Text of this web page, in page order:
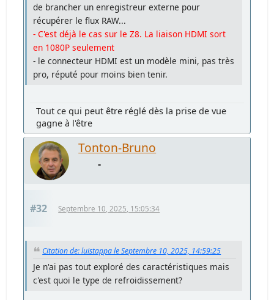
de brancher un enregistreur externe pour
récupérer le flux RAW...
- C'est déjà le cas sur le Z8. La liaison HDMI sort
en 1080P seulement
- le connecteur HDMI est un modèle mini, pas très
pro, réputé pour moins bien tenir.
Tout ce qui peut être réglé dès la prise de vue
gagne à l'être
Tonton-Bruno
-
#32 Septembre 10, 2025, 15:05:34
Citation de: luistappa le Septembre 10, 2025, 14:59:25
Je n'ai pas tout exploré des caractéristiques mais
c'est quoi le type de refroidissement?